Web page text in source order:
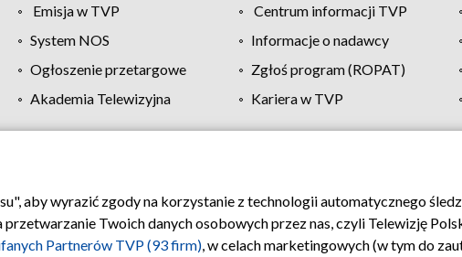
Emisja w TVP Centrum informacji TVP
System NOS Informacje o nadawcy
Ogłoszenie przetargowe Zgłoś program (ROPAT)
Akademia Telewizyjna Kariera w TVP
Regulamin TVP Polityka prywatności Moje zgody Pomoc
aby wyrazić zgody na korzystanie z technologii automatycznego
Twoich danych osobowych przez nas, czyli Telewizję
Partnerów TVP (93 firm), w celach marketingowych (w tym do